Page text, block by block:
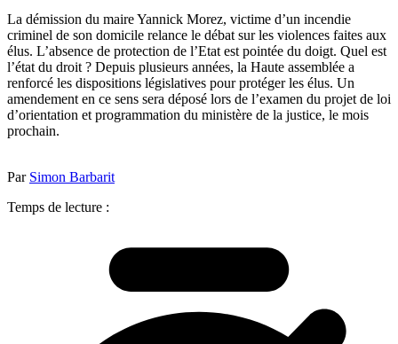
La démission du maire Yannick Morez, victime d’un incendie
criminel de son domicile relance le débat sur les violences faites aux
élus. L’absence de protection de l’Etat est pointée du doigt. Quel est
l’état du droit ? Depuis plusieurs années, la Haute assemblée a
renforcé les dispositions législatives pour protéger les élus. Un
amendement en ce sens sera déposé lors de l’examen du projet de loi
d’orientation et programmation du ministère de la justice, le mois
prochain.
Par Simon Barbarit
Temps de lecture :